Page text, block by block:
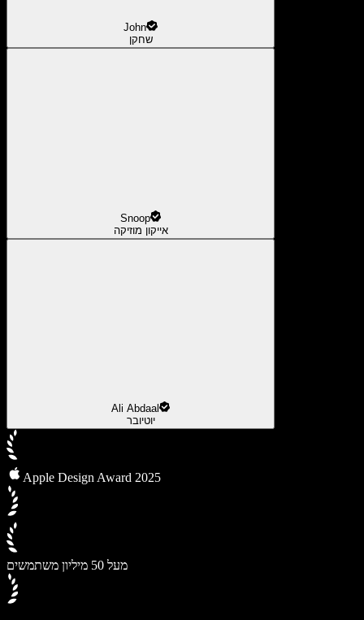
John
שחקן
Snoop
אייקון מוזיקה
Ali Abdaal
יוטיובר
Apple Design Award 2025
מעל 50 מיליון משתמשים